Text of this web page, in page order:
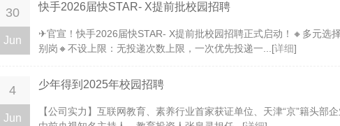
30
Jun
快手2026届快STAR- X提前批校园招聘
✈官宣！快手2026届快STAR- X提前批校园招聘正式启动！🔸多元选
别岗🔸不设上限：无投递次数上限，一次优先投递一...[详细]
4
Jun
少年得到2025年校园招聘
【公司实力】互联网教育、素养行业首家获证单位、天津“京”籍头部